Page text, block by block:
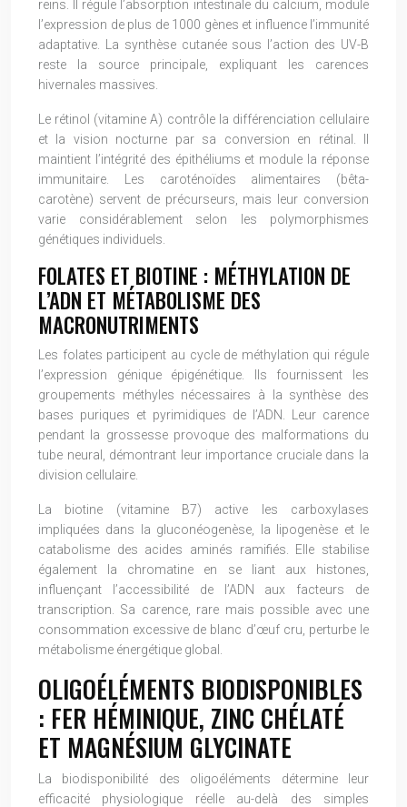
reins. Il régule l’absorption intestinale du calcium, module
l’expression de plus de 1000 gènes et influence l’immunité
adaptative. La synthèse cutanée sous l’action des UV-B
reste la source principale, expliquant les carences
hivernales massives.
Le rétinol (vitamine A) contrôle la différenciation cellulaire
et la vision nocturne par sa conversion en rétinal. Il
maintient l’intégrité des épithéliums et module la réponse
immunitaire. Les caroténoïdes alimentaires (bêta-
carotène) servent de précurseurs, mais leur conversion
varie considérablement selon les polymorphismes
génétiques individuels.
FOLATES ET BIOTINE : MÉTHYLATION DE
L’ADN ET MÉTABOLISME DES
MACRONUTRIMENTS
Les folates participent au cycle de méthylation qui régule
l’expression génique épigénétique. Ils fournissent les
groupements méthyles nécessaires à la synthèse des
bases puriques et pyrimidiques de l’ADN. Leur carence
pendant la grossesse provoque des malformations du
tube neural, démontrant leur importance cruciale dans la
division cellulaire.
La biotine (vitamine B7) active les carboxylases
impliquées dans la gluconéogenèse, la lipogenèse et le
catabolisme des acides aminés ramifiés. Elle stabilise
également la chromatine en se liant aux histones,
influençant l’accessibilité de l’ADN aux facteurs de
transcription. Sa carence, rare mais possible avec une
consommation excessive de blanc d’œuf cru, perturbe le
métabolisme énergétique global.
OLIGOÉLÉMENTS BIODISPONIBLES
: FER HÉMINIQUE, ZINC CHÉLATÉ
ET MAGNÉSIUM GLYCINATE
La biodisponibilité des oligoéléments détermine leur
efficacité physiologique réelle au-delà des simples